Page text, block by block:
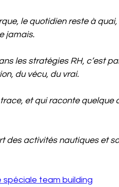
le quotidien reste à
jamais.
les stratégies RH, c’est
du vécu, du vrai.
et qui raconte quelque
des activités nautiques et
spéciale team building